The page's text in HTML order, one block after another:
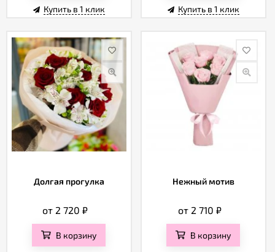
Купить в 1 клик Купить в 1 клик
Долгая прогулка
от 2 720₽
В корзину
Нежный мотив
от 2 710 ₽
В корзину